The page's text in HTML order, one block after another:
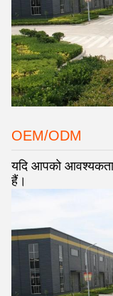
OEM/ODM
यदि आपको
हैं।